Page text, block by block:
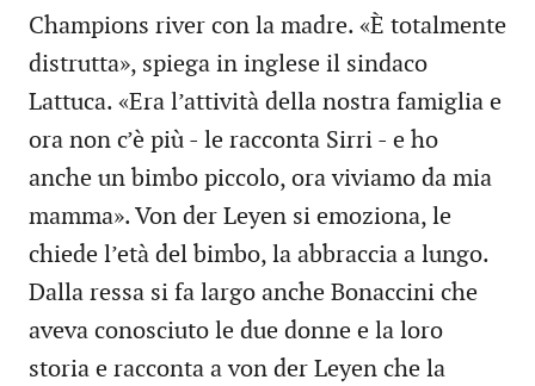
Champions river con la madre. «È totalmente
distrutta», spiega in inglese il sindaco
Lattuca. «Era l’attività della nostra famiglia e
ora non c’è più - le racconta Sirri - e ho
anche un bimbo piccolo, ora viviamo da mia
mamma». Von der Leyen si emoziona, le
chiede l’età del bimbo, la abbraccia a lungo.
Dalla ressa si fa largo anche Bonaccini che
aveva conosciuto le due donne e la loro
storia e racconta a von der Leyen che la